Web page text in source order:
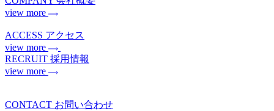
view more
ACCESS アクセス
view more
RECRUIT 採用情報
view more
CONTACT お問い合わせ